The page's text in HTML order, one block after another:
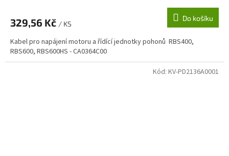
329,56 Kč / KS
Do košíku
Kabel pro napájení motoru a řídící jednotky pohonů RBS400,
RBS600, RBS600HS - CA0364C00
Kód: KV-PD2136A0001